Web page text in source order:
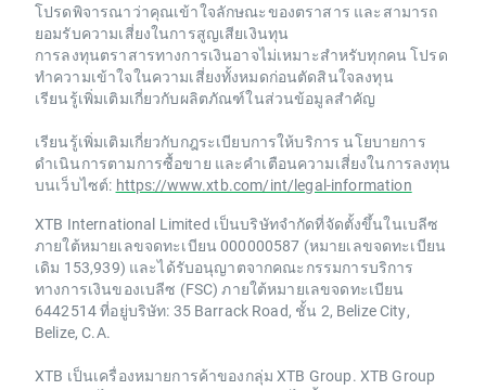
โปรดพิจารณาว่าคุณเข้าใจลักษณะของตราสาร และสามารถ
ยอมรับความเสี่ยงในการสูญเสียเงินทุน
การลงทุนตราสารทางการเงินอาจไม่เหมาะสำหรับทุกคน โปรด
ทำความเข้าใจในความเสี่ยงทั้งหมดก่อนตัดสินใจลงทุน
เรียนรู้เพิ่มเติมเกี่ยวกับผลิตภัณฑ์ในส่วนข้อมูลสำคัญ
เรียนรู้เพิ่มเติมเกี่ยวกับกฎระเบียบการให้บริการ นโยบายการ
ดำเนินการตามการซื้อขาย และคำเตือนความเสี่ยงในการลงทุน
บนเว็บไซต์: https://www.xtb.com/int/legal-information
XTB International Limited เป็นบริษัทจำกัดที่จัดตั้งขึ้นในเบลีซ
ภายใต้หมายเลขจดทะเบียน 000000587 (หมายเลขจดทะเบียน
เดิม 153,939) และได้รับอนุญาตจากคณะกรรมการบริการ
ทางการเงินของเบลีซ (FSC) ภายใต้หมายเลขจดทะเบียน
6442514 ที่อยู่บริษัท: 35 Barrack Road, ชั้น 2, Belize City,
Belize, C.A.
XTB เป็นเครื่องหมายการค้าของกลุ่ม XTB Group. XTB Group